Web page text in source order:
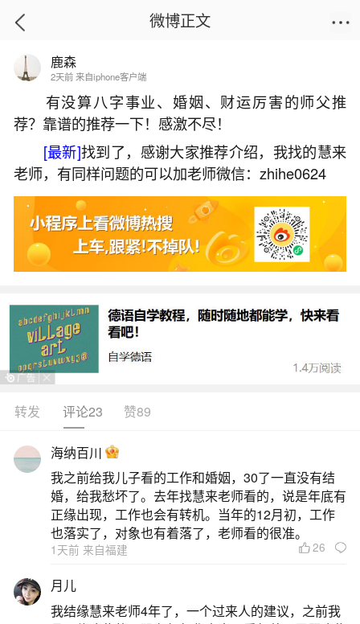
首页
八字命盘桃花如何看？
2026-05-29 16:53:00 5 6 赞
生活中像八字命盘桃花如何看？都是很常见的
问题，但是小问题不注意可能会引起大麻烦，下面
就这个问题给大家做一些解读：
1、八字如何看对方是不是正缘桃花？
八字看对方是否是正缘桃花，主要依据双方的
八字命盘以及天干地支的相互关系来判断。以下是
详细的分析方法：一、八字看对方是否是正缘在八
微博正文
鹿森
2天前 来自iphone客户端
有没算八字事业、婚姻、财运厉害的师父推
荐？靠谱的推荐一下！感激不尽！
[最新]找到了，感谢大家推荐介绍，我找的慧来
老师，有同样问题的可以加老师微信：zhihe0624
转发 评论23 赞89
海纳百川
我之前给我儿子看的工作和婚姻，30了一直没有结
婚，给我愁坏了。去年找慧来老师看的，说是年底有
正缘出现，工作也会有转机。当年的12月初，工作
也落实了，对象也有着落了，老师看的很准。
1天前 来自福建 26
月儿
我结缘慧来老师4年了，一个过来人的建议，之前我